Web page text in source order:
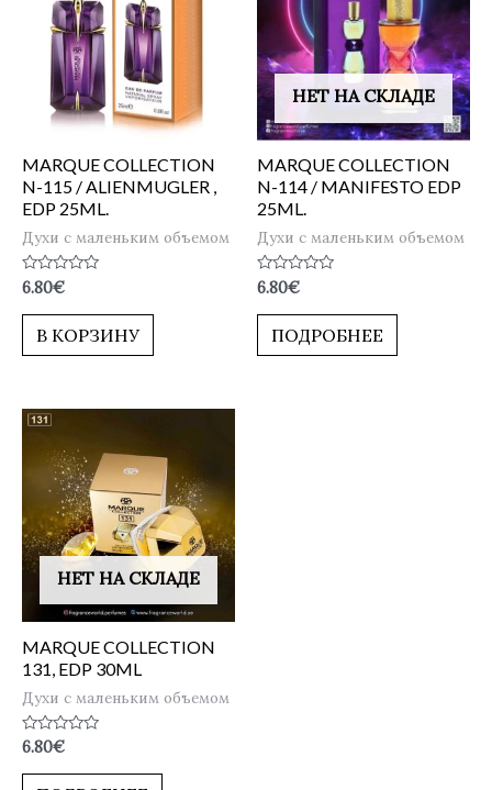
MARQUE COLLECTION
N-115 / ALIENMUGLER ,
EDP 25ML.
Духи с маленьким объемом
Оценка
0
из
6.80€
В КОРЗИНУ
НЕТ НА СКЛАДЕ
MARQUE COLLECTION
N-114 / MANIFESTO EDP
25ML.
Духи с маленьким объемом
Оценка
0
из
6.80€
ПОДРОБНЕЕ
НЕТ НА СКЛАДЕ
MARQUE COLLECTION
131, EDP 30ML
Духи с маленьким объемом
Оценка
из
6.80€